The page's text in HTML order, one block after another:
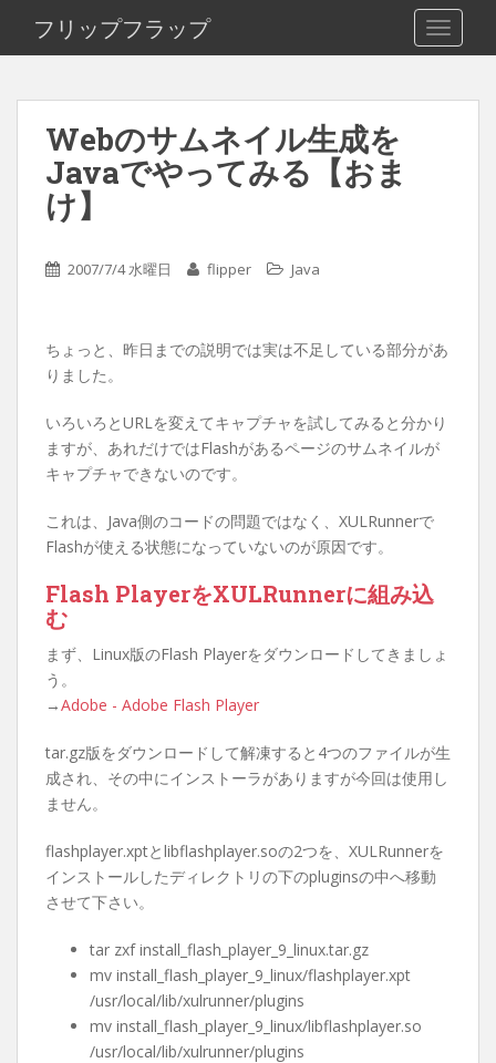
i
フリップフラップ
Webのサムネイル生成を
Javaでやってみる【おま
け】
2007/7/4 水曜日 flipper Java
ちょっと、昨日までの説明では実は不足している部分があ
りました。
いろいろとURLを変えてキャプチャを試してみると分かり
ますが、あれだけではFlashがあるページのサムネイルが
キャプチャできないのです。
これは、Java側のコードの問題ではなく、XULRunnerで
Flashが使える状態になっていないのが原因です。
Flash PlayerをXULRunnerに組み込
む
まず、Linux版のFlash Playerをダウンロードしてきましょ
う。
→Adobe - Adobe Flash Player
tar.gz版をダウンロードして解凍すると4つのファイルが生
成され、その中にインストーラがありますが今回は使用し
ません。
flashplayer.xptとlibflashplayer.soの2つを、XULRunnerを
インストールしたディレクトリの下のpluginsの中へ移動
させて下さい。
tar zxf install_flash_player_9_linux.tar.gz
mv install_flash_player_9_linux/flashplayer.xpt
/usr/local/lib/xulrunner/plugins
mv install_flash_player_9_linux/libflashplayer.so
/usr/local/lib/xulrunner/plugins